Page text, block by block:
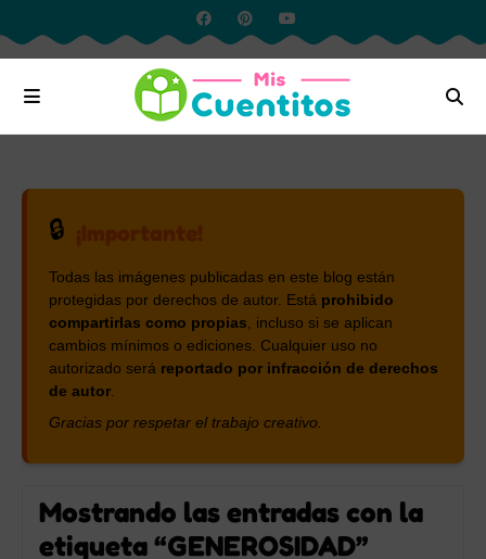
🔒
Todas las imágenes publicadas en este blog están
protegidas por derechos de autor. Está prohibido
compartirlas como propias , incluso si se aplican
cambios mínimos o ediciones. Cualquier uso no
autorizado será reportado por infracción de derechos
de autor
Gracias por respetar el trabajo creativo.
Mostrando las entradas con la
etiqueta
GENEROSIDAD